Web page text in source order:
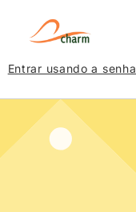
Entrar usando a senha